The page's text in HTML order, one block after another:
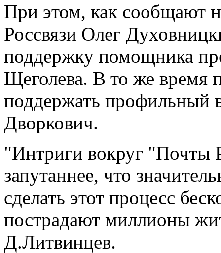
При этом, как сообщают
Россвязи Олег
поддержку помощника
Щеголева. В то же время
поддержать профильный
Дворкович.
"Интриги вокруг "Почты
запутаннее, что
сделать этот процесс
пострадают миллионы
Д.Литвинцев.